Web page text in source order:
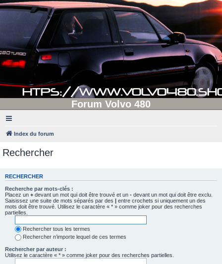
Forum Volvo 480
Index du forum
Rechercher
RECHERCHER
Recherche par mots-clés :
Placez un + devant un mot qui doit être trouvé et un - devant un mot qui doit être exclu.
Saisissez une suite de mots séparés par des | entre crochets si uniquement un des
mots doit être trouvé. Utilisez le caractère « * » comme joker pour des recherches
partielles.
Rechercher tous les termes
Rechercher n’importe lequel de ces termes
Rechercher par auteur :
Utilisez le caractère « * » comme joker pour des recherches partielles.